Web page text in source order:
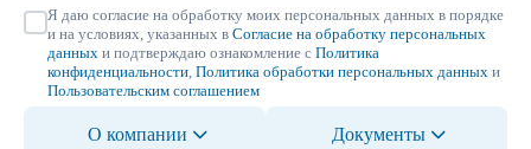
Я даю согласие на обработку моих персональных данных в порядке
и на условиях, указанных в Согласие на обработку персональных
данных и подтверждаю ознакомление с Политика
конфиденциальности Политика обработки персональных данных и
Пользовательским соглашением
О компании Документы